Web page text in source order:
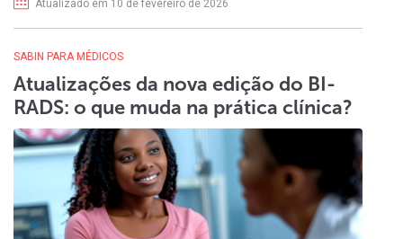
Atualizado em 10 de fevereiro de 2026
SABIN PARA MÉDICOS
Atualizações da nova edição do BI-
RADS: o que muda na prática clínica?